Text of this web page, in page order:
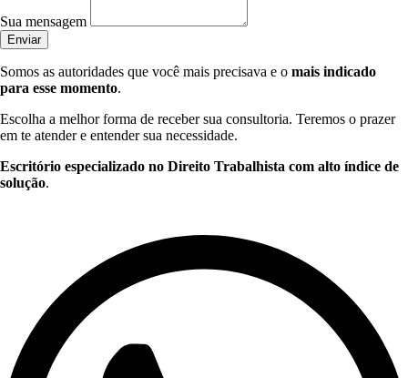
Sua mensagem
Enviar
Somos as autoridades que você mais precisava e o mais indicado
para esse momento.
Escolha a melhor forma de receber sua consultoria. Teremos o prazer
em te atender e entender sua necessidade.
Escritório especializado no Direito Trabalhista com alto índice de
solução.